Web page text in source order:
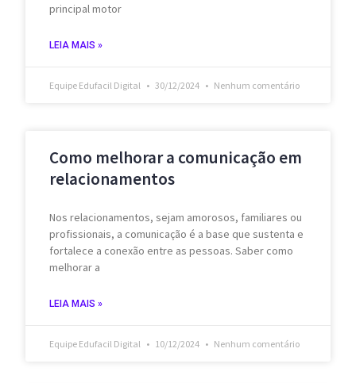
principal motor
LEIA MAIS »
Equipe Edufacil Digital 30/12/2024 Nenhum comentário
Como melhorar a comunicação em
relacionamentos
Nos relacionamentos, sejam amorosos, familiares ou
profissionais, a comunicação é a base que sustenta e
fortalece a conexão entre as pessoas. Saber como
melhorar a
LEIA MAIS »
Equipe Edufacil Digital 10/12/2024 Nenhum comentário